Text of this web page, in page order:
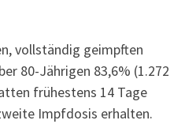
vollständig geimpften
80-Jährigen 83,6% (1.272
frühestens 14 Tage
Impfdosis erhalten.